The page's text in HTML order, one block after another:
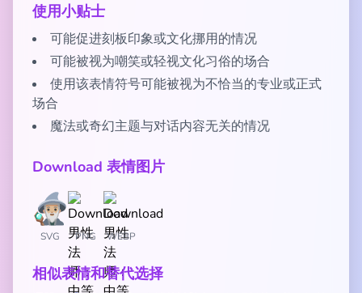
使用小贴士
可能促进刻板印象或文化挪用的情况
可能被视为嘲笑或轻视文化习俗的场合
使用该表情符号可能被视为不恰当的专业或正式
场合
魔法或奇幻主题与对话内容无关的情况
Download 表情图片
SVG PNG WEBP
相似表情和替代选择